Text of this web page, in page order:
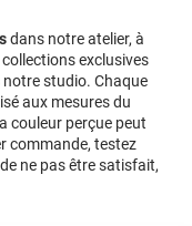
dans notre atelier, à
exclusives
notre studio. Chaque
aux mesures du
couleur perçue peut
commande, testez
ne pas être satisfait,